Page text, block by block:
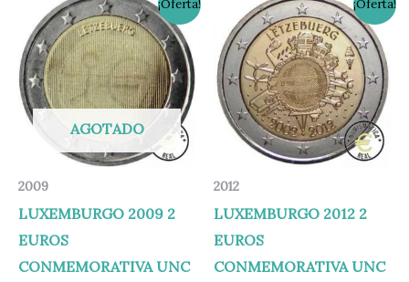
¡Oferta!
AGOTADO
2009
LUXEMBURGO 2009 2
EUROS
CONMEMORATIVA UNC
precio
original
era:
7,95 €.
precio
actual
es:
6,95 €.
¡Oferta!
2012
LUXEMBURGO 2012 2
EUROS
CONMEMORATIVA UNC
precio
original
era:
6,95 €.
precio
actual
es:
5,95 €.